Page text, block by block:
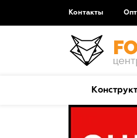
Контакты Опт